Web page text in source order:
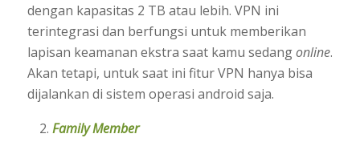
dengan kapasitas 2 TB atau lebih. VPN ini
terintegrasi dan berfungsi untuk memberikan
lapisan keamanan ekstra saat kamu sedangonline.
Akan tetapi, untuk saat ini fitur VPN hanya bisa
dijalankan di sistem operasi android saja.
Family Member